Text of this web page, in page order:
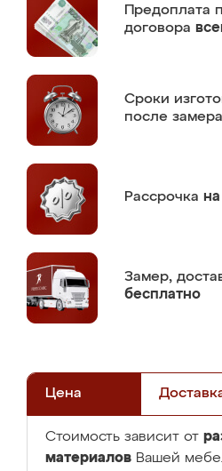
Предоплата
договора
Сроки
после замера
Рассрочка
Замер,
бесплатно
Цена
Стоимость зависит от
материалов Вашей